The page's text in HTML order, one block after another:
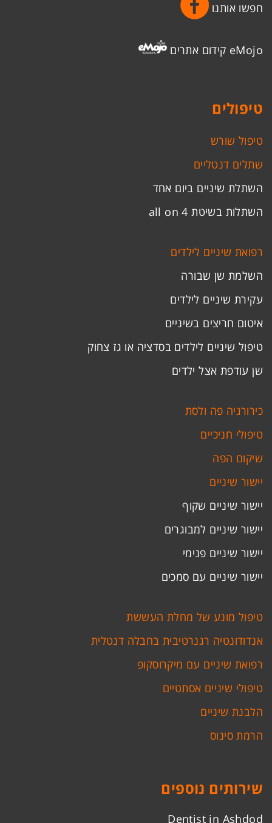
חפשו אותנו
eMojo קידום אתרים
טיפולים
טיפול שורש
שתלים דנטליים
השתלת שיניים ביום אחד
השתלות בשיטת all on 4
רפואת שיניים לילדים
השלמת שן שבורה
עקירת שיניים לילדים
איטום חריצים בשיניים
טיפול שיניים לילדים בסדציה או גז צחוק
שן עודפת אצל ילדים
כירורגיה פה ולסת
טיפולי חניכיים
שיקום הפה
יישור שיניים
יישור שיניים שקוף
יישור שיניים למבוגרים
יישור שיניים פנימי
יישור שיניים עם סמכים
טיפול מונע של מחלת העששת
אנדודונטיה רגנרטיבית בחבלה דנטלית
רפואת שיניים עם מיקרוסקופ
טיפולי שיניים אסתטיים
הלבנת שיניים
הרמת סינוס
שירותים נוספים
Dentist in Ashdod